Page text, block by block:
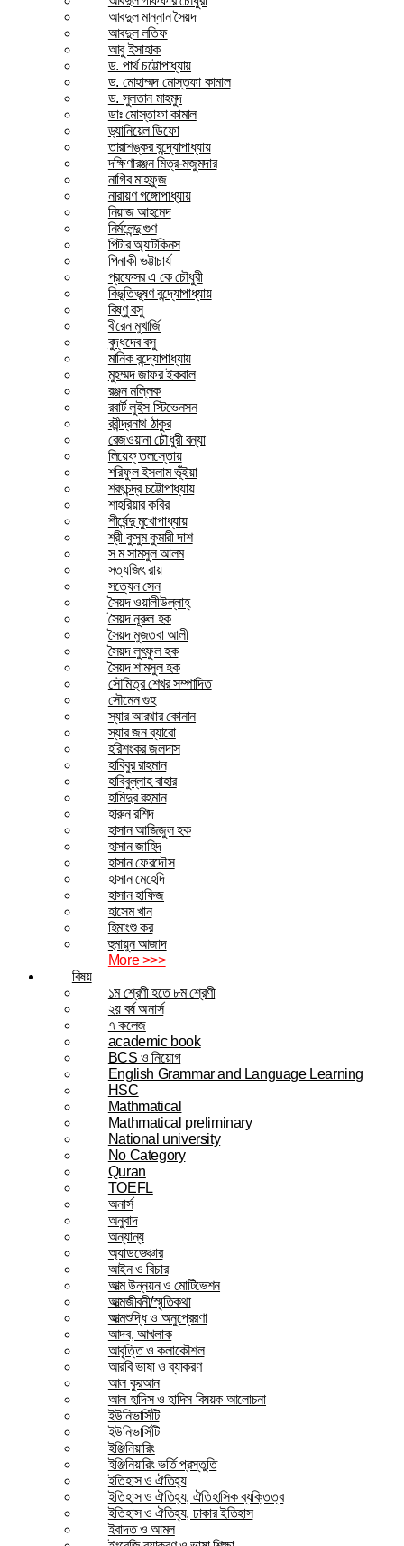
আবদুল মান্নান সৈয়দ
আবদুল লতিফ
আবু ইসাহাক
ড. পার্থ চট্টোপাধ্যায়
ড. মোহাম্মদ মোস্তফা কামাল
ড. সুলতান মাহমুদ
ডাঃ মোস্তাফা কামাল
ড্যানিয়েল ডিফো
তারাশঙ্কর বন্দ্যোপাধ্যায়
দক্ষিণারঞ্জন মিত্র-মজুমদার
নাগিব মাহফুজ
নারায়ণ গঙ্গোপাধ্যায়
নিয়াজ আহমেদ
নির্মলেন্দু গুণ
পিটার অ্যাটকিনস
পিনাকী ভট্টাচার্য
প্রফেসর এ কে চৌধুরী
বিভূতিভূষণ বন্দ্যোপাধ্যায়
বিষ্ণু বসু
বীরেন মুখার্জি
বুদ্ধদেব বসু
মানিক বন্দ্যোপাধ্যায়
মুহম্মদ জাফর ইকবাল
রঞ্জন মল্লিক
রবার্ট লুইস স্টিভেনসন
রবীন্দ্রনাথ ঠাকুর
রেজওয়ানা চৌধুরী বন্যা
লিয়েফ্ তলস্তোয়
শরিফুল ইসলাম ভূঁইয়া
শরৎচন্দ্র চট্টোপাধ্যায়
শাহরিয়ার কবির
শীর্ষেন্দু মুখোপাধ্যায়
শ্রী কুসুম কুমারী দাশ
স ম সামসুল আলম
সত্যজিৎ রায়
সত্যেন সেন
সৈয়দ ওয়ালীউল্লাহ্
সৈয়দ নূরুল হক
সৈয়দ মুজতবা আলী
সৈয়দ লুৎফুল হক
সৈয়দ শামসুল হক
সৌমিত্র শেখর সম্পাদিত
সৌমেন গুহ
স্যার আরথার কোনান
স্যার জন ব্যারো
হরিশংকর জলদাস
হাবিবুর রাহমান
হাবিবুল্লাহ বাহার
হামিদুর রহমান
হারুন রশিদ
হাসান আজিজুল হক
হাসান জাহিদ
হাসান ফেরদৌস
হাসান মেহেদি
হাসান হাফিজ
হাসেম খান
হিমাংশু কর
হুমায়ুন আজাদ
More >>>
বিষয়
১ম শ্রেণী হতে ৮ম শ্রেণী
২য় বর্ষ অনার্স
৭ কলেজ
academic book
BCS ও নিয়োগ
English Grammar and Language Learning
HSC
Mathmatical
Mathmatical preliminary
National university
No Category
Quran
TOEFL
অনার্স
অনুবাদ
অন্যান্য
অ্যাডভেঞ্চার
আইন ও বিচার
আত্ম উন্নয়ন ও মোটিভেশন
আত্মজীবনী/স্মৃতিকথা
আত্মশুদ্ধি ও অনুপ্রেরণা
আদব, আখলাক
আবৃত্তি ও কলাকৌশল
আরবি ভাষা ও ব্যাকরণ
আল কুরআন
আল হাদিস ও হাদিস বিষয়ক আলোচনা
ইউনিভার্সিটি
ইউনিভার্সিটি
ইঞ্জিনিয়ারিং
ইঞ্জিনিয়ারিং ভর্তি প্রস্তুতি
ইতিহাস ও ঐতিহ্য
ইতিহাস ও ঐতিহ্য, ঐতিহাসিক ব্যক্তিত্ব
ইতিহাস ও ঐতিহ্য, ঢাকার ইতিহাস
ইবাদত ও আমল